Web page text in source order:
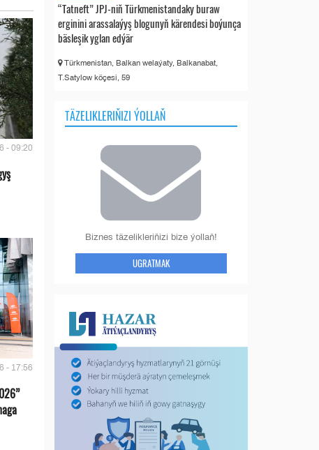
- 09:20
- 17:56
“Tatneft” JPJ-niň Türkmenistandaky buraw
erginini arassalaýyş blogunyň kärendesi boýunça
bäsleşik yglan edýär
Türkmenistan, Balkan welaýaty, Balkanabat,
T.Satylow köçesi, 59
TÄZELIKLERIŇIZI ÝOLLAŇ
Biznes täzelikleriňizi bize ýollaň!
UGRATMAK